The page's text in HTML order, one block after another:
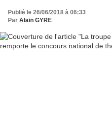
Publié le 26/06/2018 à 06:33
Par Alain GYRE